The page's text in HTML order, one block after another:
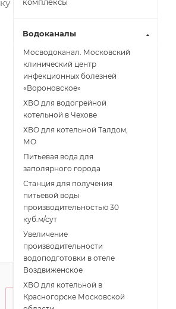
Водоканалы
Мосводоканал. Московский
клинический центр
инфекционных болезней
«Вороновское»
ХВО для водогрейной
котельной в Чехове
ХВО для котельной Талдом,
МО
Питьевая вода для
заполярного города
Станция для получения
питьевой воды
производительностью 30
куб.м/сут
Увеличение
производительности
водоподготовки в отеле
Воздвиженское
ХВО для котельной в
Красногорске Московской